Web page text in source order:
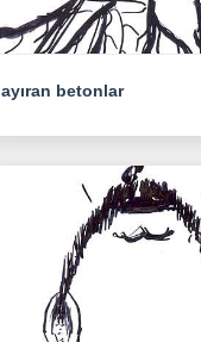
ayıran betonlar